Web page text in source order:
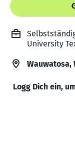
University
Wauwatosa,
Logg Dich ein,